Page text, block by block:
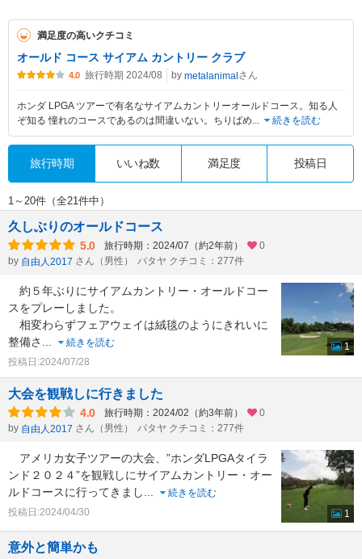
満足度の高いクチコミ
オールド コース サイアム カントリー クラブ
4.0 旅行時期 2024/08 by metalanimal さん
ホンダ LPGA ツアーで有名なサイアムカントリーオールドコース。知る人
ぞ知る 憧れのコースであるのは間違いない。ちりばめ... 続きを読む
旅行時期 いいね数 満足度 投稿日
1～20件（全21件中）
久しぶりのオールドコース
5.0 旅行時期：2024/07（約2年前）
0
by 自由人2017 さん（男性） パタヤ クチコミ：277件
約５年ぶりにサイアムカントリー・オールドコー
スをプレーしました。
相変わらずフェアウェイは絨毯のようにきれいに
整備さ
続きを読む
投稿日:2024/07/28
1
大会を観戦しに行きました
4.0 旅行時期：2024/02（約3年前）
0
by 自由人2017 さん（男性） パタヤ クチコミ：277件
アメリカ女子ツアーの大会、”ホンダLPGAタイラ
ンド２０２４”を観戦しにサイアムカントリー・オー
ルドコースに行ってきまし
続きを読む
投稿日:2024/04/30
1
意外と簡単かも